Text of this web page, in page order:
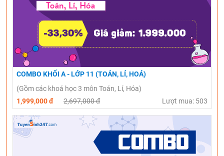
COMBO KHỐI A - LỚP 11 (TOÁN, LÍ, HOÁ)
(Gồm các khoá học 3 môn Toán, Lí, Hóa)
1,999,000 đ
2,697,000 đ Lượt mua: 503